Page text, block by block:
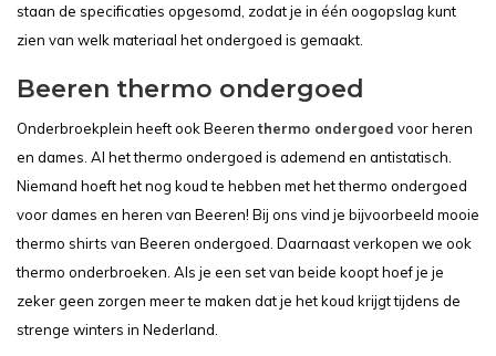
staan de specificaties opgesomd, zodat je in één oogopslag kunt
zien van welk materiaal het ondergoed is gemaakt.
Beeren thermo ondergoed
Onderbroekplein heeft ook Beerenthermo ondergoed voor heren
en dames. Al het thermo ondergoed is ademend en antistatisch.
Niemand hoeft het nog koud te hebben met het thermo ondergoed
voor dames en heren van Beeren! Bij ons vind je bijvoorbeeld mooie
thermo shirts van Beeren ondergoed. Daarnaast verkopen we ook
thermo onderbroeken. Als je een set van beide koopt hoef je je
zeker geen zorgen meer te maken dat je het koud krijgt tijdens de
strenge winters in Nederland.